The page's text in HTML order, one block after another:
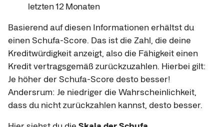
letzten 12 Monaten
Basierend auf diesen Informationen erhältst du
einen Schufa-Score. Das ist die Zahl, die deine
Kreditwürdigkeit anzeigt, also die Fähigkeit einen
Kredit vertragsgemäß zurückzuzahlen. Hierbei gilt:
Je höher der Schufa-Score desto besser!
Andersrum: Je niedriger die Wahrscheinlichkeit,
dass du nicht zurückzahlen kannst, desto besser.